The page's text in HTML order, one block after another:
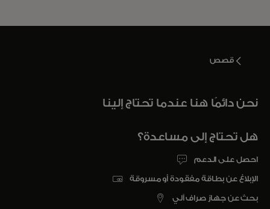
قصص
نحن دائمًا هنا عندما تحتاج إلينا
هل تحتاج إلى مساعدة؟
احصل على الدعم
الإبلاغ عن بطاقة مفقودة أو مسروقة
بحث عن جهاز صراف آلي